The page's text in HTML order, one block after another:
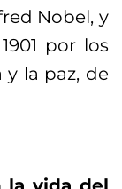
Nobel, y
por los
y la paz, de